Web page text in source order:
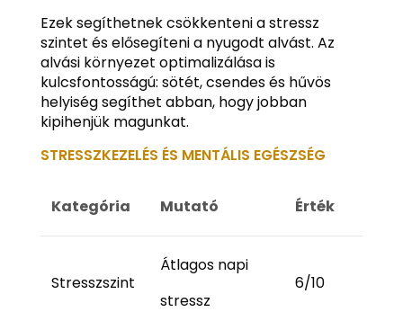
Ezek segíthetnek csökkenteni a stressz
szintet és elősegíteni a nyugodt alvást. Az
alvási környezet optimalizálása is
kulcsfontosságú: sötét, csendes és hűvös
helyiség segíthet abban, hogy jobban
kipihenjük magunkat.
STRESSZKEZELÉS ÉS MENTÁLIS EGÉSZSÉG
Kategória Mutató Érték
Stresszszint
Átlagos napi
stressz
6/10